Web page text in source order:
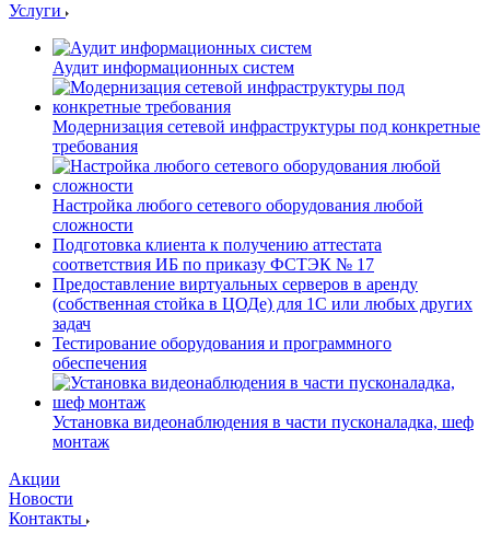
Услуги
Аудит информационных систем
Модернизация сетевой инфраструктуры под конкретные
требования
Настройка любого сетевого оборудования любой
сложности
Подготовка клиента к получению аттестата
соответствия ИБ по приказу ФСТЭК № 17
Предоставление виртуальных серверов в аренду
(собственная стойка в ЦОДе) для 1С или любых других
задач
Тестирование оборудования и программного
обеспечения
Установка видеонаблюдения в части пусконаладка, шеф
монтаж
Акции
Новости
Контакты